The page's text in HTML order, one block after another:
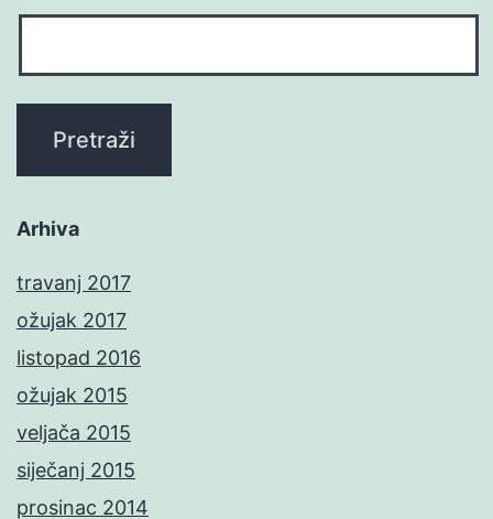
Arhiva
travanj 2017
ožujak 2017
listopad 2016
ožujak 2015
veljača 2015
siječanj 2015
prosinac 2014